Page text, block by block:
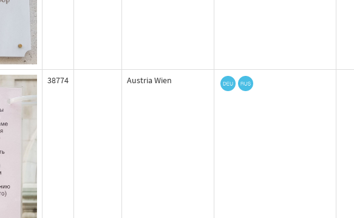
38774 Austria Wien